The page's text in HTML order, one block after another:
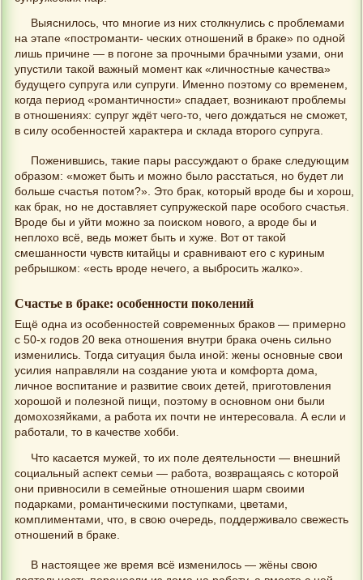
Выяснилось, что многие из них столкнулись с проблемами
на этапе «построманти- ческих отношений в браке» по одной
лишь причине — в погоне за прочными брачными узами, они
упустили такой важный момент как «личностные качества»
будущего супруга или супруги. Именно поэтому со временем,
когда период «романтичности» спадает, возникают проблемы
в отношениях: супруг ждёт чего-то, чего дождаться не сможет,
в силу особенностей характера и склада второго супруга.
Поженившись, такие пары рассуждают о браке следующим
образом: «может быть и можно было расстаться, но будет ли
больше счастья потом?». Это брак, который вроде бы и хорош,
как брак, но не доставляет супружеской паре особого счастья.
Вроде бы и уйти можно за поиском нового, а вроде бы и
неплохо всё, ведь может быть и хуже. Вот от такой
смешанности чувств китайцы и сравнивают его с куриным
ребрышком: «есть вроде нечего, а выбросить жалко».
Счастье в браке: особенности поколений
Ещё одна из особенностей современных браков — примерно
с 50-х годов 20 века отношения внутри брака очень сильно
изменились. Тогда ситуация была иной: жены основные свои
усилия направляли на создание уюта и комфорта дома,
личное воспитание и развитие своих детей, приготовления
хорошой и полезной пищи, поэтому в основном они были
домохозяйками, а работа их почти не интересовала. А если и
работали, то в качестве хобби.
Что касается мужей, то их поле деятельности — внешний
социальный аспект семьи — работа, возвращаясь с которой
они привносили в семейные отношения шарм своими
подарками, романтическими поступками, цветами,
комплиментами, что, в свою очередь, поддерживало свежесть
отношений в браке.
В настоящее же время всё изменилось — жёны свою